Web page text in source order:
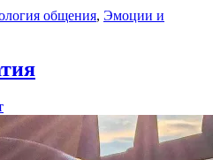
общения, Эмоции и